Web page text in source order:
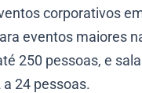
corporativos
eventos maiores
250 pessoas, e
24 pessoas.